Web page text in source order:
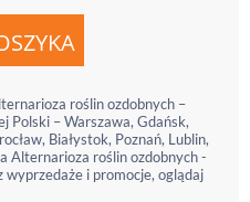
roślin ozdobnych –
Polski – Warszawa, Gdańsk,
Białystok, Poznań, Lublin,
Alternarioza roślin ozdobnych -
wyprzedaże i promocje, oglądaj